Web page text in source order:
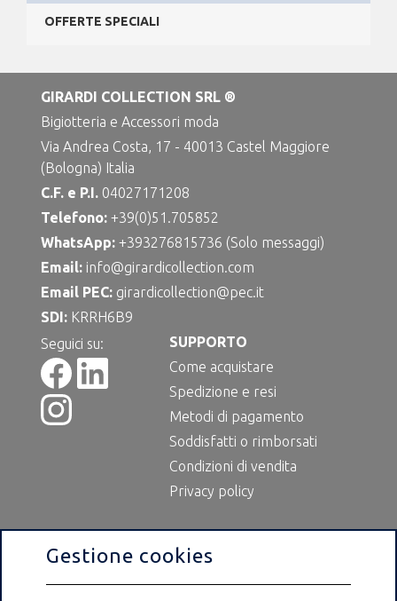
OFFERTE SPECIALI
GIRARDI COLLECTION SRL ®
Bigiotteria e Accessori moda
Via Andrea Costa, 17 - 40013 Castel Maggiore
(Bologna) Italia
C.F. e P.I. 04027171208
Telefono:+39(0)51.705852
WhatsApp: +393276815736 (Solo messaggi)
Email: info@girardicollection.com
Email PEC: girardicollection@pec.it
SDI: KRRH6B9
Seguici su:
SUPPORTO
Come acquistare
Spedizione e resi
Metodi di pagamento
Soddisfatti o rimborsati
Condizioni di vendita
Privacy policy
Gestione cookies